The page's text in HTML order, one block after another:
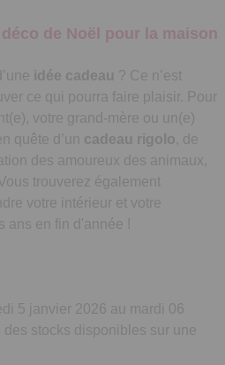
de Noël pour la maison
idée cadeau ? Ce n’est
ce qui pourra faire plaisir. Pour
votre grand-mère ou un(e)
quête d’un cadeau rigolo, de
des amoureux des animaux,
trouverez également
votre intérieur et votre
ans en fin d'année !
5 janvier 2026 au mardi 06
stocks disponibles sur une